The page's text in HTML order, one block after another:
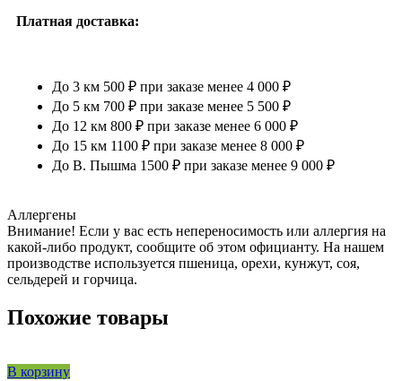
Платная доставка:
До 3 км 500 ₽ при заказе менее 4 000 ₽
До 5 км 700 ₽ при заказе менее 5 500 ₽
До 12 км 800 ₽ при заказе менее 6 000 ₽
До 15 км 1100 ₽ при заказе менее 8 000 ₽
До В. Пышма 1500 ₽ при заказе менее 9 000 ₽
Аллергены
Внимание! Если у вас есть непереносимость или аллергия на
какой-либо продукт, сообщите об этом официанту. На нашем
производстве используется пшеница, орехи, кунжут, соя,
сельдерей и горчица.
Похожие товары
В корзину